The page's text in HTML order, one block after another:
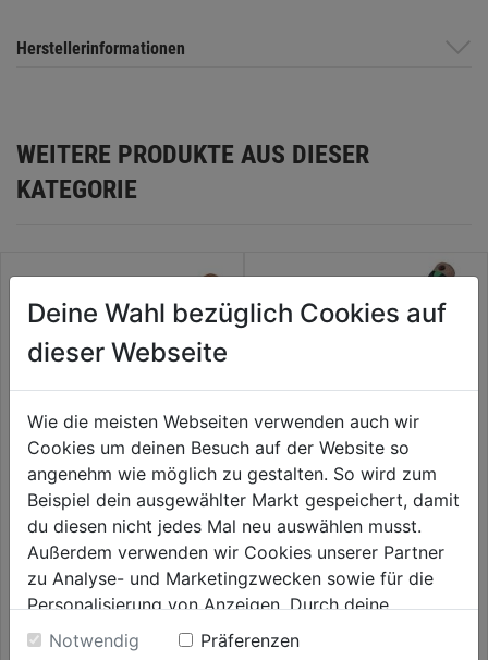
Herstellerinformationen
WEITERE PRODUKTE AUS DIESER
KATEGORIE
Hochbeet-Blumenkelle m.
Hartholzstiel
0.0
von19,59€
Häckchen 488 Herzform
0.0
von
19,59€
Deine Wahl bezüglich Cookies auf
dieser Webseite
Wie die meisten Webseiten verwenden auch wir
Cookies um deinen Besuch auf der Website so
angenehm wie möglich zu gestalten. So wird zum
Beispiel dein ausgewählter Markt gespeichert, damit
du diesen nicht jedes Mal neu auswählen musst.
Außerdem verwenden wir Cookies unserer Partner
zu Analyse- und Marketingzwecken sowie für die
Personalisierung von Anzeigen. Durch deine
Einwilligung werden die Daten von Drittanbieter,
Notwendig
Präferenzen